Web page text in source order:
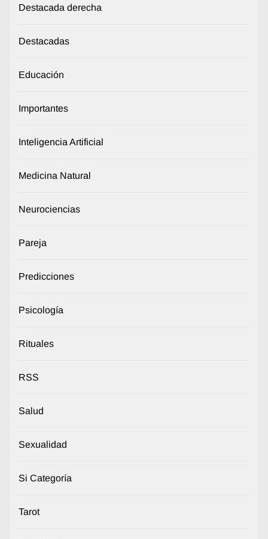
Destacada derecha
Destacadas
Educación
Importantes
Inteligencia Artificial
Medicina Natural
Neurociencias
Pareja
Predicciones
Psicología
Rituales
RSS
Salud
Sexualidad
Si Categoría
Tarot